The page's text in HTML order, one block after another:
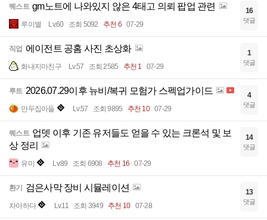
퀘스트 gm노트에 나와있지 않은 4태고 의뢰 팝업 관련
루이별 Lv.60 조회 5092 추천 6 07-29
16
댓글
직업 에이전트 공홈 사진 초상화
화내지마친구 Lv.57 조회 2585 추천 1 07-29
1
댓글
루트 2026.07.29이후 뉴비/복귀 모험가 스펙업가이드
만두집아들 Lv.57 조회 9895 추천 10 07-29
4
댓글
퀘스트 업뎃 이후 기존 유저들도 얻을 수 있는 크론석 및 보
상 정리
유미 Lv.89 조회 6908 추천 16 07-29
14
댓글
환기 검은사막 장비 시뮬레이션
차아하다 Lv.11 조회 3949 추천 10 07-28
13
댓글